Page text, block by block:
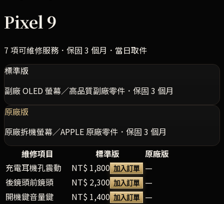
Pixel 9
7 項可維修服務．保固 3 個月．當日取件
標準版
副廠 OLED 螢幕／高品質副廠零件．保固 3 個月
原廠版
原廠拆機螢幕／APPLE 原廠零件．保固 3 個月
維修項目
標準版
原廠版
充電耳機孔震動
NT$ 1,800 加入訂單
—
後鏡頭前鏡頭
NT$ 2,300 加入訂單
—
開機鍵音量鍵
NT$ 1,400 加入訂單
—